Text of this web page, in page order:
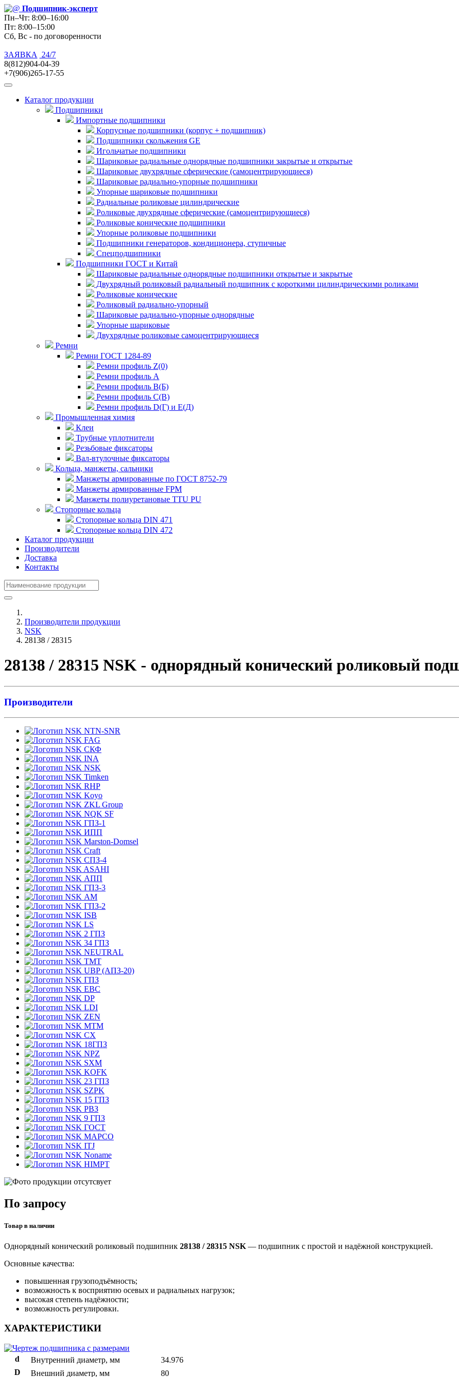
Подшипник-эксперт
Пн–Чт: 8:00–16:00
Пт: 8:00–15:00
Сб, Вс - по договоренности
ЗАЯВКА
24/7
8(812)904-04-39
+7(906)265-17-55
Каталог продукции
Подшипники
Импортные подшипники
Корпусные подшипники (корпус + подшипник)
Подшипники скольжения GE
Игольчатые подшипники
Шариковые радиальные однорядные подшипники закрытые и открытые
Шариковые двухрядные сферические (самоцентрирующиеся)
Шариковые радиально-упорные подшипники
Упорные шариковые подшипники
Радиальные роликовые цилиндрические
Роликовые двухрядные сферические (самоцентрирующиеся)
Роликовые конические подшипники
Упорные роликовые подшипники
Подшипники генераторов, кондиционера, ступичные
Спецподшипники
Подшипники ГОСТ и Китай
Шариковые радиальные однорядные подшипники открытые и закрытые
Двухрядный роликовый радиальный подшипник с короткими цилиндрическими роликами
Роликовые конические
Роликовый радиально-упорный
Шариковые радиально-упорные однорядные
Упорные шариковые
Двухрядные роликовые самоцентрирующиеся
Ремни
Ремни ГОСТ 1284-89
Ремни профиль Z(0)
Ремни профиль А
Ремни профиль В(Б)
Ремни профиль С(В)
Ремни профиль D(Г) и E(Д)
Промышленная химия
Клеи
Трубные уплотнители
Резьбовые фиксаторы
Вал-втулочные фиксаторы
Кольца, манжеты, сальники
Манжеты армированные по ГОСТ 8752-79
Манжеты армированные FPM
Манжеты полиуретановые TTU PU
Стопорные кольца
Стопорные кольца DIN 471
Стопорные кольца DIN 472
Каталог продукции
Производители
Доставка
Контакты
Производители продукции
NSK
28138 / 28315
28138 / 28315 NSK - однорядный конический роликовый
Производители
NTN-SNR
FAG
СКФ
INA
NSK
Timken
RHP
Koyo
ZKL Group
NQK SF
ГПЗ-1
ИПП
Marston-Domsel
Craft
СПЗ-4
ASAHI
АПП
ГПЗ-3
АМ
ГПЗ-2
ISB
LS
2 ГПЗ
34 ГПЗ
NEUTRAL
TMT
UBP (АПЗ-20)
ГПЗ
EBC
DP
LDI
ZEN
MTM
CX
18ГПЗ
NPZ
SXM
KOFK
23 ГПЗ
SZPK
15 ГПЗ
РВЗ
9 ГПЗ
ГОСТ
MAPCO
ITJ
Noname
HIMPT
По запросу
Товар в наличии
Однорядный конический роликовый подшипник 28138 / 28315 NSK — подшипник с простой и надёжной конструкцией.
Основные качества:
повышенная грузоподъёмность;
возможность к восприятию осевых и радиальных нагрузок;
высокая степень надёжности;
возможность регулировки.
ХАРАКТЕРИСТИКИ
d Внутренний диаметр, мм
34.976
D
Внешний диаметр, мм 80